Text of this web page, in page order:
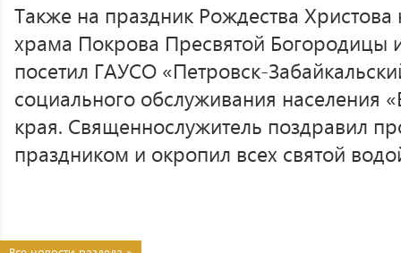
Также на праздник Рождества Христова
храма Покрова Пресвятой Богородицы
посетил ГАУСО «Петровск-
социального обслуживания населения
края. Священнослужитель поздравил
праздником и окропил всех святой